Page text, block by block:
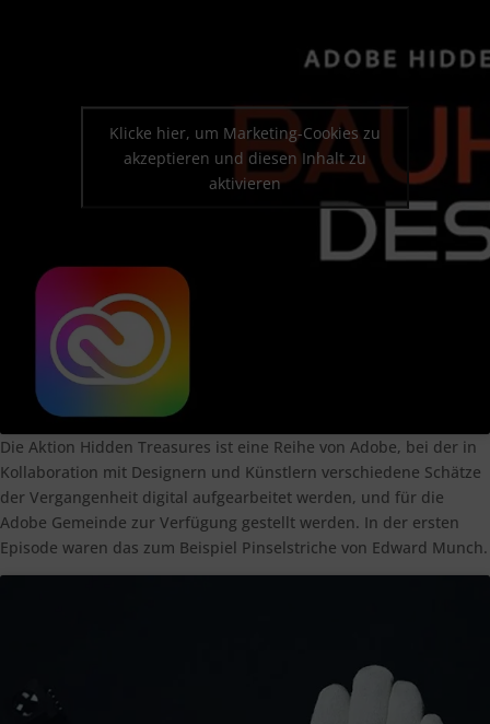
Klicke hier, um Marketing-Cookies zu
akzeptieren und diesen Inhalt zu
aktivieren
Die Aktion Hidden Treasures ist eine Reihe von Adobe, bei der in
Kollaboration mit Designern und Künstlern verschiedene Schätze
der Vergangenheit digital aufgearbeitet werden, und für die
Adobe Gemeinde zur Verfügung gestellt werden. In der ersten
Episode waren das zum Beispiel Pinselstriche von Edward Munch.